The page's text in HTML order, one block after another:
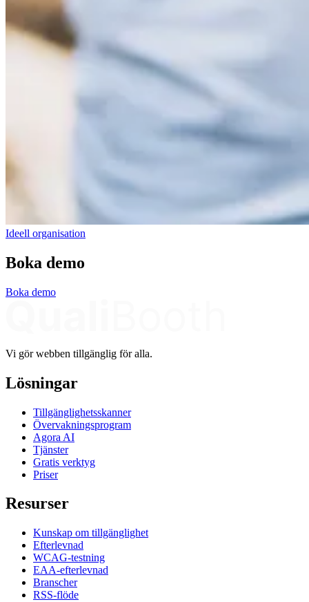
Ideell organisation
Boka demo
Boka demo
Vi gör webben tillgänglig för alla.
Lösningar
Tillgänglighetsskanner
Övervakningsprogram
Agora AI
Tjänster
Gratis verktyg
Priser
Resurser
Kunskap om tillgänglighet
Efterlevnad
WCAG-testning
EAA-efterlevnad
Branscher
RSS-flöde